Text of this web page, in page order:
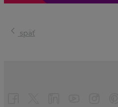
späť